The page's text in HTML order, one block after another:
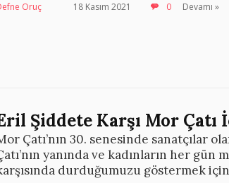
Oruç 18 Kasım 2021 0 Devamı »
Şiddete Karşı Mor Çatı
Çatı’nın 30. senesinde sanatçılar
yanında ve kadınların her gün
durduğumuzu göstermek